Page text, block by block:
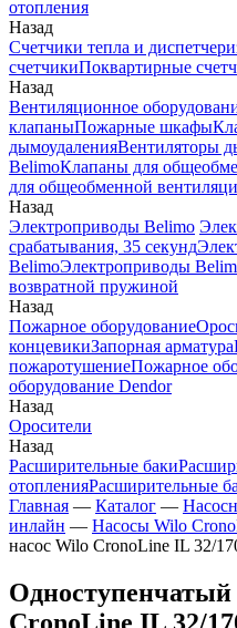
отопления
Назад
Счетчики тепла и
счетчикиПоквартирные
Назад
Вентиляционное
клапаныПожарные шкафы
дымоудаленияВентиляторы
BelimoКлапаны для
для общеобменной
Назад
Электроприводы Belimo
срабатывания, 35 секунд
BelimoЭлектроприводы
возвратной пружиной
Назад
Пожарное оборудование
концевикиЗапорная арматура
пожаротушениеПожарное
оборудование Dendor
Назад
Оросители
Назад
Расширительные баки
отопленияРасширительные
Главная — Каталог —
инлайн — Насосы Wilo
насос Wilo CronoLine IL 32/
Одноступенчатый